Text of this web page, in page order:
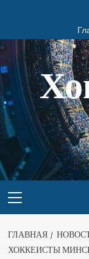
ГЛАВНАЯ
ХОККЕИСТЫ